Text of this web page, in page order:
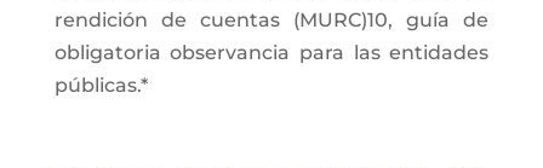
rendición de cuentas (MURC)10, guía de
obligatoria observancia para las entidades
públicas.*